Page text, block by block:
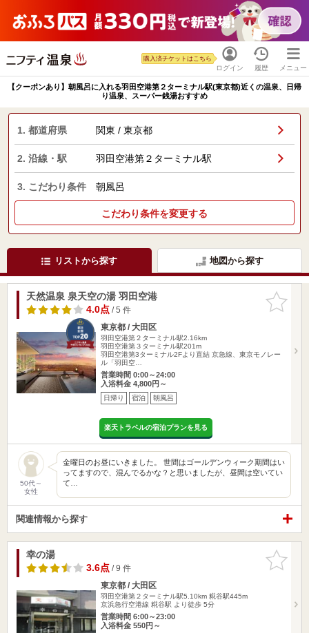
ログイン
購入済チケットはこちら
履歴 メニュー
【クーポンあり】朝風呂に入れる羽田空港第２ターミナル駅(東京都)近くの温泉、日帰
り温泉、スーパー銭湯おすすめ
1. 都道府県 関東 / 東京都
2. 沿線・駅 羽田空港第２ターミナル駅
3. こだわり条件 朝風呂
こだわり条件を変更する
リストから探す 地図から探す
お気に入
りに追加
天然温泉 泉天空の湯 羽田空港
4.0点/ 5 件
東京都 / 大田区
羽田空港第２ターミナル駅2.16km
羽田空港第３ターミナル駅201m
羽田空港第3ターミナル2Fより直結 京急線、東京モノレー
ル「羽田空…
営業時間 0:00～24:00
入浴料金 4,800円～
日帰り 宿泊 朝風呂
楽天トラベルの宿泊プランを見る
50代～
女性
金曜日のお昼にいきました。 世間はゴールデンウィーク期間はい
ってますので、混んでるかな？と思いましたが、昼間は空いてい
て…
関連情報から探す
お気に入
りに追加
幸の湯
3.6点/ 9 件
東京都 / 大田区
羽田空港第２ターミナル駅5.10km 糀谷駅445m
京浜急行空港線 糀谷駅 より徒歩 5分
営業時間 6:00～23:00
入浴料金 550円～